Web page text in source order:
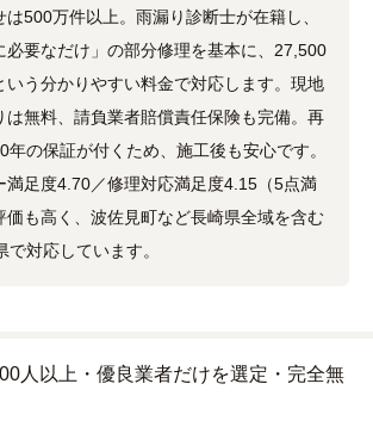
は500万件以上。雨漏り診断士が在籍し、
必要なだけ」の部分修理を基本に、27,500
いう分かりやすい料金で対応します。現地
は無料、請負業者賠償責任保険も完備。再
年の保証が付くため、施工後も安心です。
満足度4.70／修理対応満足度4.15（5点満
価も高く、波佐見町など長崎県全域を含む
対応しています。